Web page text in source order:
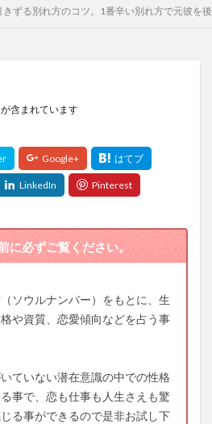
きずる別れ方のコツ。1番辛い別れ方で元彼を
含まれています
に必ずご覧ください。
ソウルナンバー）をもとに、生
や資質、恋愛傾向などを占う事
ていない潜在意識の中での性格
事で、恋も仕事も人生さえも驚
る事ができるので是非お試し下